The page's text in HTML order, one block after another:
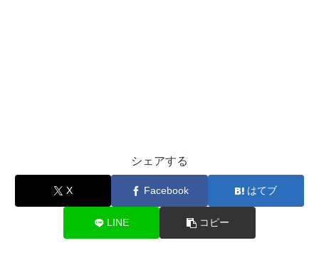
シェアする
X Facebook はてブ
LINE コピー